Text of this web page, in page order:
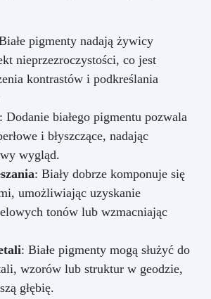
pigmenty nadają żywicy
nieprzezroczystości, co jest
kontrastów i podkreślania
: Dodanie białego pigmentu pozwala
i błyszczące, nadając
wygląd.
: Biały dobrze komponuje się
umożliwiając uzyskanie
tonów lub wzmacniając
: Białe pigmenty mogą służyć do
wzorów lub struktur w geodzie,
głębię.